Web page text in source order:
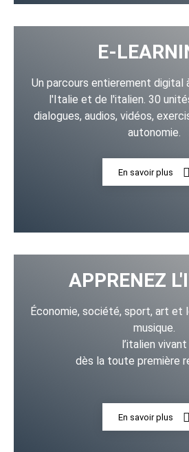
E-
Un parcours entierement digital
l'Italie et de l'italien. 30
dialogues, audios, vidéos,
autonomie.
En savoir plus
APPRENEZ
Économie, société, sport, art et
musique.
l’italien vivant
dès la toute première
En savoir plus